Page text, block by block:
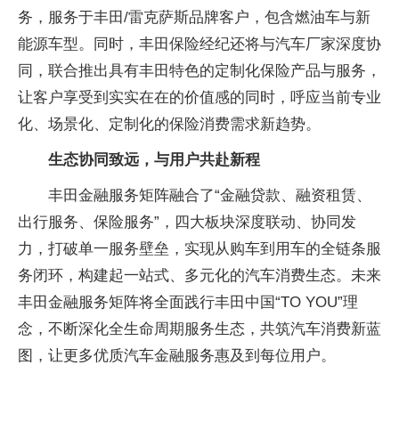
务，服务于丰田/雷克萨斯品牌客户，包含燃油车与新
能源车型。同时，丰田保险经纪还将与汽车厂家深度协
同，联合推出具有丰田特色的定制化保险产品与服务，
让客户享受到实实在在的价值感的同时，呼应当前专业
化、场景化、定制化的保险消费需求新趋势。
生态协同致远，与用户共赴新程
丰田金融服务矩阵融合了“金融贷款、融资租赁、
出行服务、保险服务”，四大板块深度联动、协同发
力，打破单一服务壁垒，实现从购车到用车的全链条服
务闭环，构建起一站式、多元化的汽车消费生态。未来
丰田金融服务矩阵将全面践行丰田中国“TO YOU”理
念，不断深化全生命周期服务生态，共筑汽车消费新蓝
图，让更多优质汽车金融服务惠及到每位用户。